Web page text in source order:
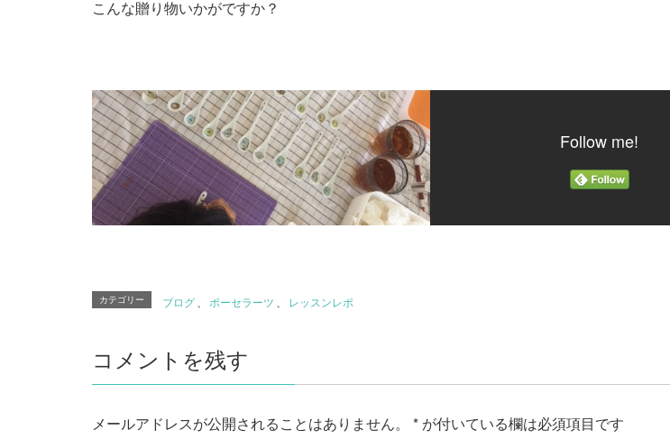
こんな贈り物いかがですか？
Follow me!
カテゴリー ブログ、 ポーセラーツ 、 レッスンレポ
コメントを残す
メールアドレスが公開されることはありません。 * が付いている欄は必須項目です